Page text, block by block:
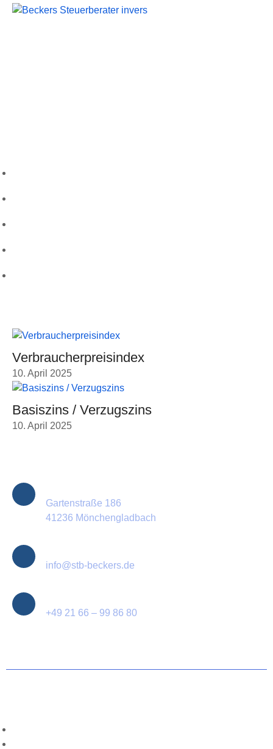
Verbraucherpreisindex
10. April 2025
Basiszins / Verzugszins
10. April 2025
Gartenstraße 186
41236 Mönchengladbach
info@stb-beckers.de
+49 21 66 – 99 86 80